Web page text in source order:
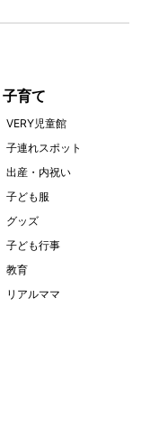
子育て
VERY児童館
子連れスポット
出産・内祝い
子ども服
グッズ
子ども行事
教育
リアルママ